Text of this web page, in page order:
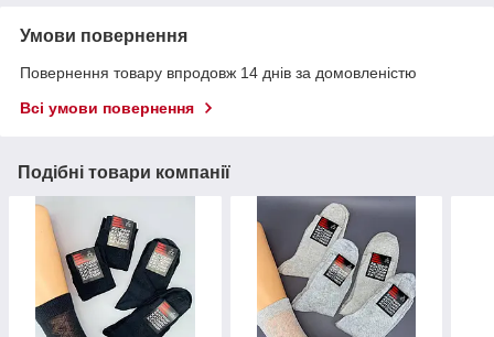
Умови повернення
Повернення товару впродовж 14 днів за домовленістю
Всі умови повернення
Подібні товари компанії